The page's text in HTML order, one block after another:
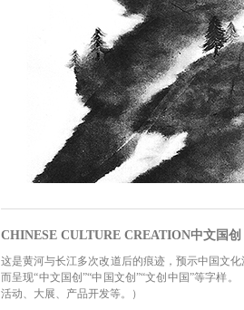
CHINESE CULTURE CREATION中文国创
这是黄河与长江多次改道后的痕迹，预示中国文
而呈现“中文国创”“中国文创”“文创中国”等字样
活动、大展、产品开发等。）